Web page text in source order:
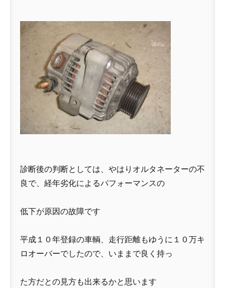
診断後の判断としては、やはりオルタネーターの不
良で、経年劣化によるパフォーマンスの
低下が原因の故障です
平成１０年登録の車輌、走行距離もゆうに１０万キ
ロオーバーでしたので、いままで良く持っ
た方だとの見方も出来るかと思います